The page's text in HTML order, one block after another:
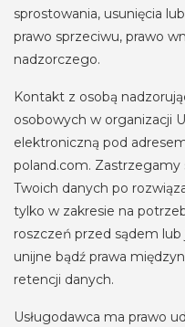
sprostowania, usunięcia
prawo sprzeciwu, prawo
nadzorczego.
Kontakt z osobą
osobowych w organizacji
elektroniczną pod
poland.com. Zastrzegamy
Twoich danych po
tylko w zakresie na
roszczeń przed sądem
unijne bądź prawa
retencji danych.
Usługodawca ma prawo